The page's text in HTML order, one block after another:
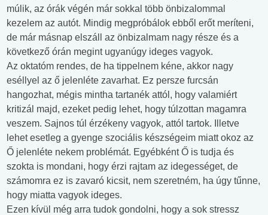
múlik, az órák végén már sokkal több önbizalommal
kezelem az autót. Mindig megpróbálok ebből erőt meríteni,
de már másnap elszáll az önbizalmam nagy része és a
következő órán megint ugyanúgy ideges vagyok.
Az oktatóm rendes, de ha tippelnem kéne, akkor nagy
eséllyel az ő jelenléte zavarhat. Ez persze furcsán
hangozhat, mégis mintha tartanék attól, hogy valamiért
kritizál majd, ezeket pedig lehet, hogy túlzottan magamra
veszem. Sajnos túl érzékeny vagyok, attól tartok. Illetve
lehet esetleg a gyenge szociális készségeim miatt okoz az
Ő jelenléte nekem problémát. Egyébként Ő is tudja és
szokta is mondani, hogy érzi rajtam az idegességet, de
számomra ez is zavaró kicsit, nem szeretném, ha úgy tűnne,
hogy miatta vagyok ideges.
Ezen kívül még arra tudok gondolni, hogy a sok stressz